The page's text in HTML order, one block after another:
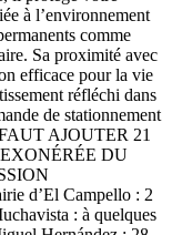
à l’environnement
comme
Sa proximité avec
efficace pour la vie
réfléchi dans
de stationnement
AJOUTER 21
DU
d’El Campello : 2
: à quelques